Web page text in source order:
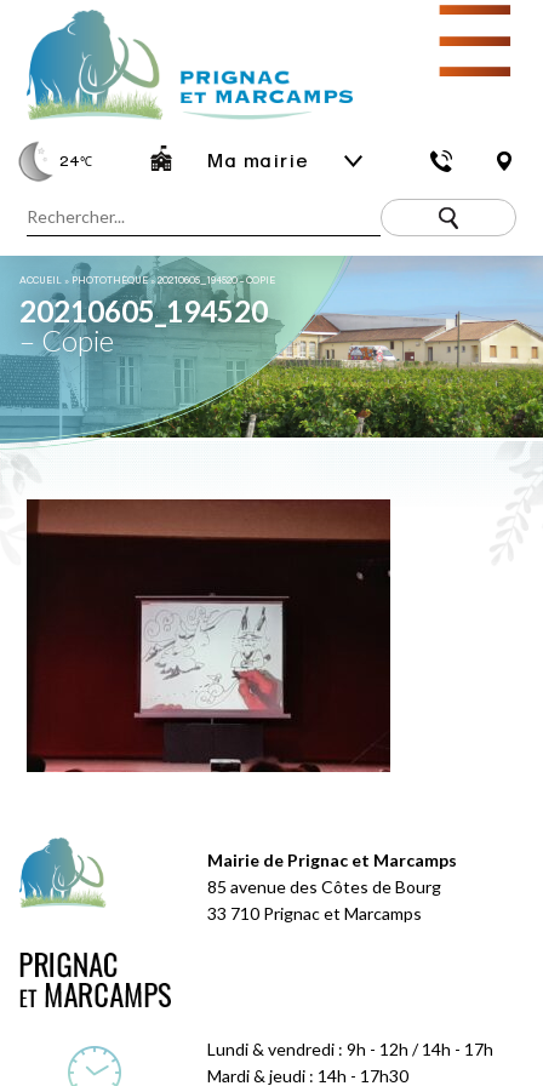
24℃ Ma mairie
☰
ACCUEIL » PHOTOTHÈQUE»20210605_194520 – COPIE
20210605_194520
– Copie
Mairie de Prignac et Marcamps
85 avenue des Côtes de Bourg
33 710 Prignac et Marcamps
Lundi & vendredi : 9h - 12h / 14h - 17h
Mardi & jeudi : 14h - 17h30